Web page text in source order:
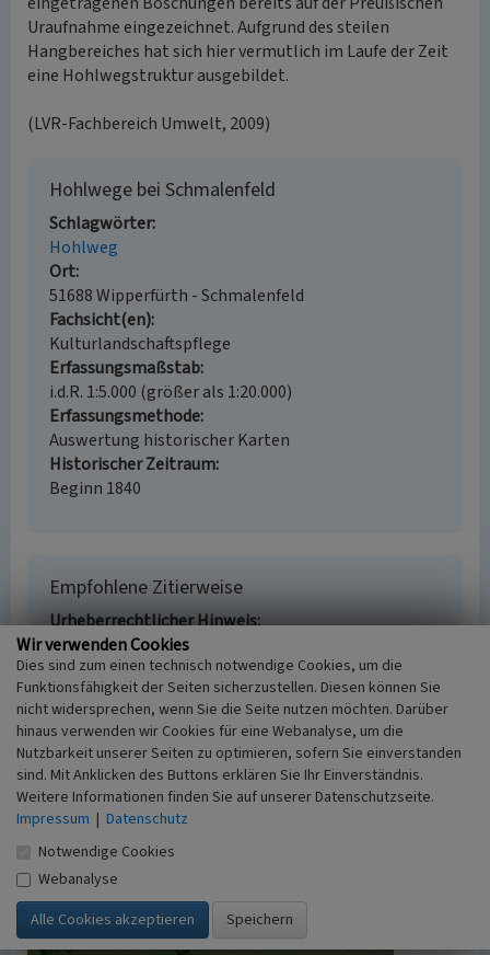
Uraufnahme eingezeichnet. Aufgrund des steilen
Hangbereiches hat sich hier vermutlich im Laufe der Zeit
eine Hohlwegstruktur ausgebildet.
(LVR-Fachbereich Umwelt, 2009)
Hohlwege bei Schmalenfeld
Schlagwörter
Hohlweg
Ort
51688 Wipperfürth - Schmalenfeld
Fachsicht(en)
Kulturlandschaftspflege
Erfassungsmaßstab
i.d.R. 1:5.000 (größer als 1:20.000)
Erfassungsmethode
Auswertung historischer Karten
Historischer Zeitraum
Beginn 1840
Empfohlene Zitierweise
Urheberrechtlicher Hinweis
Der hier präsentierte Inhalt ist urheberrechtlich
geschützt. Die angezeigten Medien unterliegen
möglicherweise zusätzlichen urheberrechtlichen
Bedingungen, die an diesen ausgewiesen sind.
Empfohlene Zitierweise
„Hohlwege bei Schmalenfeld”. In: KuLaDig,
Kultur.Landschaft.Digital. URL:
https://www.kuladig.de/Objektansicht/A-NF-
Wir verwenden Cookies
Dies sind zum einen technisch notwendige Cookies, um die
Funktionsfähigkeit der Seiten sicherzustellen. Diesen können Sie
nicht widersprechen, wenn Sie die Seite nutzen möchten. Darüber
hinaus verwenden wir Cookies für eine Webanalyse, um die
Nutzbarkeit unserer Seiten zu optimieren, sofern Sie einverstanden
sind. Mit Anklicken des Buttons erklären Sie Ihr Einverständnis.
Weitere Informationen finden Sie auf unserer Datenschutzseite.
Impressum | Datenschutz
Notwendige Cookies
Webanalyse